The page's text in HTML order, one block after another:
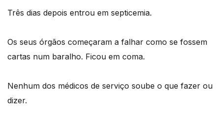
Três dias depois entrou em septicemia.
Os seus órgãos começaram a falhar como se fossem
cartas num baralho. Ficou em coma.
Nenhum dos médicos de serviço soube o que fazer ou
dizer.